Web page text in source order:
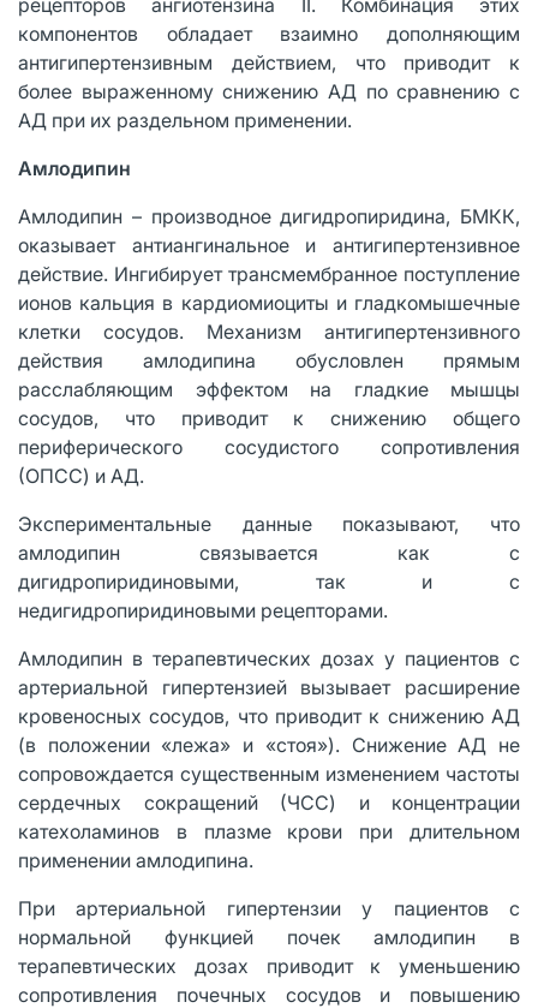
компонентов обладает взаимно дополняющим
антигипертензивным действием, что приводит к
более выраженному снижению АД по сравнению с
АД при их раздельном применении.
Амлодипин
Амлодипин – производное дигидропиридина, БМКК,
оказывает антиангинальное и антигипертензивное
действие. Ингибирует трансмембранное поступление
ионов кальция в кардиомиоциты и гладкомышечные
клетки сосудов. Механизм антигипертензивного
действия амлодипина обусловлен прямым
расслабляющим эффектом на гладкие мышцы
сосудов, что приводит к снижению общего
периферического сосудистого сопротивления
(ОПСС) и АД.
Экспериментальные данные показывают, что
амлодипин связывается как с
дигидропиридиновыми, так и с
недигидропиридиновыми рецепторами.
Амлодипин в терапевтических дозах у пациентов с
артериальной гипертензией вызывает расширение
кровеносных сосудов, что приводит к снижению АД
(в положении «лежа» и «стоя»). Снижение АД не
сопровождается существенным изменением частоты
сердечных сокращений (ЧСС) и концентрации
катехоламинов в плазме крови при длительном
применении амлодипина.
При артериальной гипертензии у пациентов с
нормальной функцией почек амлодипин в
терапевтических дозах приводит к уменьшению
сопротивления почечных сосудов и повышению